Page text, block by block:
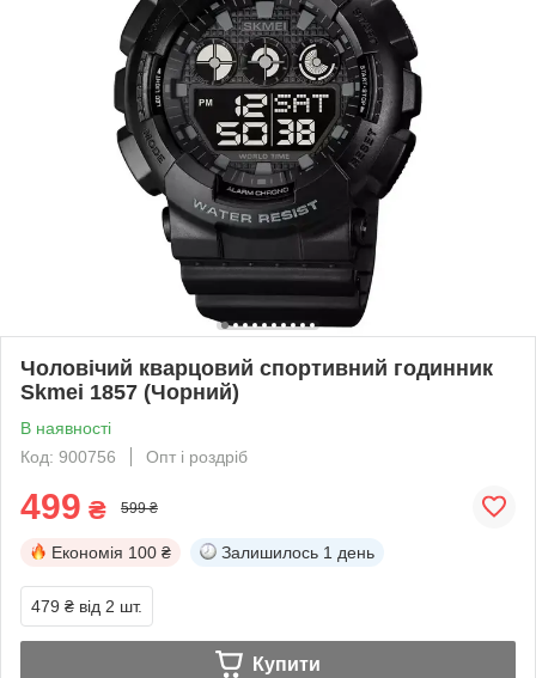
Чоловічий кварцовий спортивний годинник
Skmei 1857 (Чорний)
В наявності
Код: 900756
Опт і роздріб
499 ₴ 599 ₴
Економія 100 ₴ Залишилось 1 день
479 ₴ від 2 шт.
Купити